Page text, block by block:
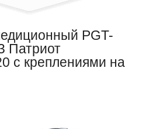
PGT-
Патриот
с креплениями на